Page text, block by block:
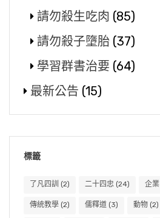
請勿殺生吃肉 (85)
請勿殺子墮胎 (37)
學習群書治要 (64)
最新公告 (15)
標籤
了凡四訓 (2) 二十四忠 (24) 企業
傳統教學 (2) 儒釋道 (3) 動物 (2)